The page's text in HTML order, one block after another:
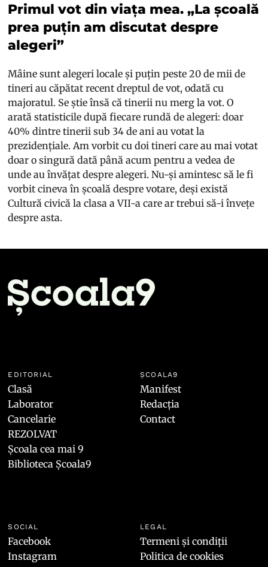
Primul vot din viața mea. „La școală
prea puțin am discutat despre
alegeri”
Mâine sunt alegeri locale și puțin peste 20 de mii de
tineri au căpătat recent dreptul de vot, odată cu
majoratul. Se știe însă că tinerii nu merg la vot. O
arată statisticile după fiecare rundă de alegeri: doar
40% dintre tinerii sub 34 de ani au votat la
prezidențiale. Am vorbit cu doi tineri care au mai votat
doar o singură dată până acum pentru a vedea de
unde au învățat despre alegeri. Nu-și amintesc să le fi
vorbit cineva în școală despre votare, deși există
Cultură civică la clasa a VII-a care ar trebui să-i învețe
despre asta.
EDITORIAL
Clasă
Laborator
Cancelarie
REZOLVAT
Școala cea mai 9
Biblioteca Școala9
ȘCOALA9
Manifest
Redacția
Contact
SOCIAL
Facebook
Instagram
LEGAL
Termeni și condiții
Politica de cookies